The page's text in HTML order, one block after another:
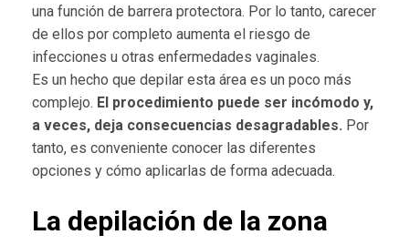
una función de barrera protectora. Por lo tanto, carecer
de ellos por completo aumenta el riesgo de
infecciones u otras enfermedades vaginales.
Es un hecho que depilar esta área es un poco más
complejo. El procedimiento puede ser incómodo y,
a veces, deja consecuencias desagradables. Por
tanto, es conveniente conocer las diferentes
opciones y cómo aplicarlas de forma adecuada.
La depilación de la zona